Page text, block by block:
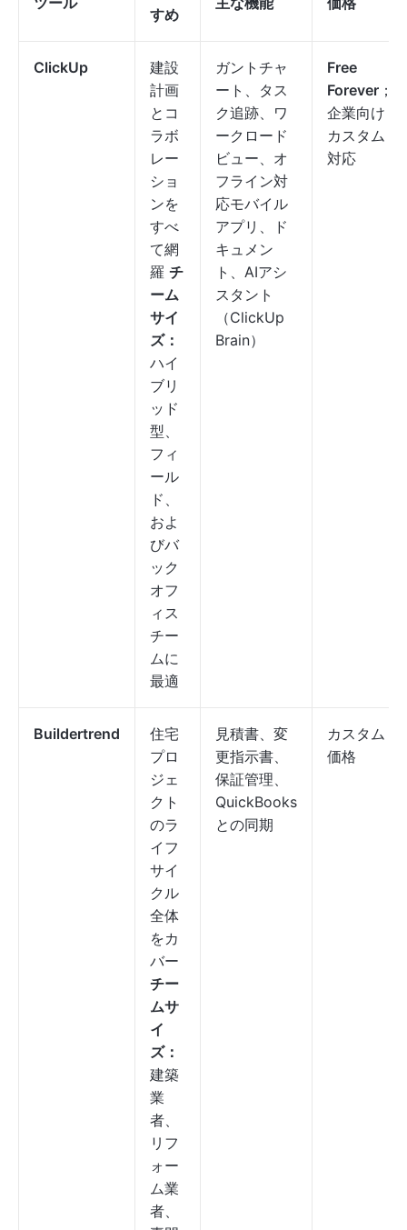
すめ
ClickUp
建設
計画
とコ
ラボ
レー
ショ
ンを
すべ
て網
羅 チ
ーム
サイ
ズ：
ハイ
ブリ
ッド
型、
フィ
ール
ド、
およ
びバ
ック
オフ
ィス
チー
ムに
最適
ガントチャ
ート、タス
ク追跡、ワ
ークロード
ビュー、オ
フライン対
応モバイル
アプリ、ド
キュメン
ト、AIアシ
スタント
（ClickUp
Brain）
Free
Forever ；
企業向け
カスタム
対応
Buildertrend
住宅
プロ
ジェ
クト
のラ
イフ
サイ
クル
全体
をカ
バー
チー
ムサ
イ
ズ：
建築
業
者、
リフ
ォー
ム業
者、
見積書、変
更指示書、
保証管理、
QuickBooks
との同期
カスタム
価格